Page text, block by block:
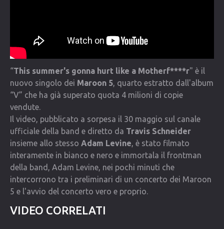
“This summer's gonna hurt like a Motherf****r" è il
nuovo singolo dei Maroon 5 , quarto estratto dall'album
“V” che ha già superato quota 4 milioni di copie
vendute.
Il video, pubblicato a sorpesa il 30 maggio sul canale
ufficiale della band e diretto da Travis Schneider
insieme allo stesso Adam Levine , è stato filmato
interamente in bianco e nero e immortala il frontman
della band, Adam Levine, nei pochi minuti che
intercorrono tra i preliminari di un concerto dei Maroon
5 e l'avvio del concerto vero e proprio.
VIDEO CORRELATI